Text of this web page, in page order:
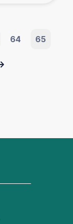
64 65